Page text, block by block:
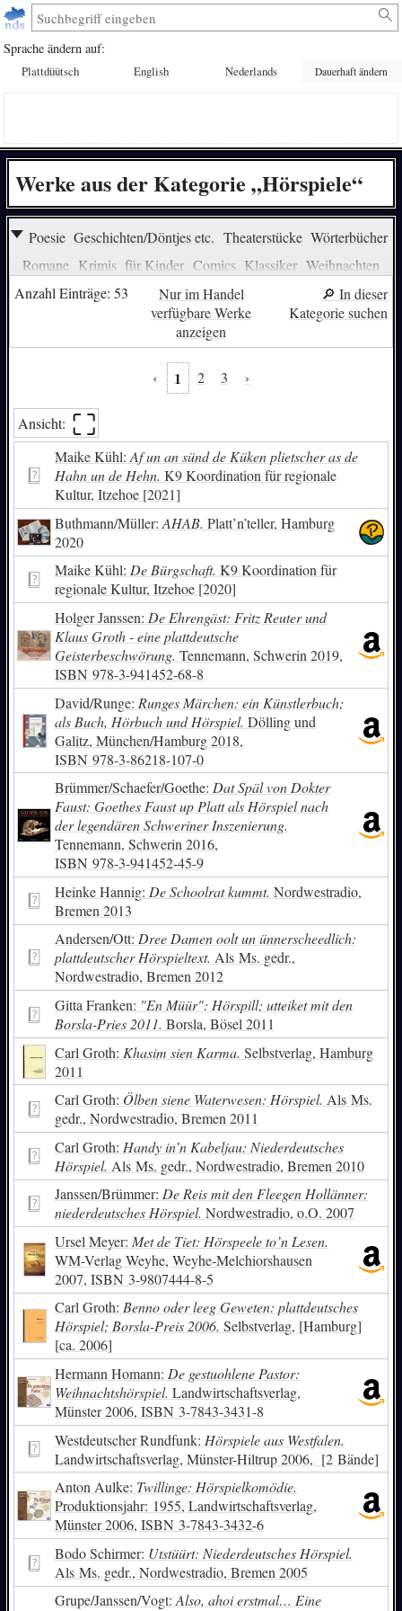
Sprache ändern auf:
Plattdüütsch English Nederlands Dauerhaft ändern
Werke aus der Kategorie „Hörspiele“
Poesie Geschichten/Döntjes etc. Theaterstücke Wörterbücher
Romane Krimis für Kinder Comics Klassiker Weihnachten
Sachbücher Musik Religion Erotik
Hörbücher
Sprachlernen (Kinder) Sprachlernen (Erwachsene) Politik
Linguistik Philologie Film/Video Märchen/Sagen
Essen/Kochen Fantasy
Anzahl Einträge: 53
Nur im Handel
verfügbare Werke
anzeigen
🔎︎ In dieser
Kategorie suchen
‹ 1 2 3 ›
Ansicht: ⛶︎
Maike Kühl: Af un an sünd de Küken plietscher as de
Hahn un de Hehn. K9 Koordination für regionale
Kultur, Itzehoe [2021]
Buthmann/Müller: AHAB. Platt’n’teller, Hamburg
2020
Maike Kühl: De Bürgschaft. K9 Koordination für
regionale Kultur, Itzehoe [2020]
Holger Janssen: De Ehrengäst: Fritz Reuter und
Klaus Groth - eine plattdeutsche
Geisterbeschwörung. Tennemann, Schwerin 2019,
ISBN978-3-941452-68-8
David/Runge: Runges Märchen: ein Künstlerbuch;
als Buch, Hörbuch und Hörspiel. Dölling und
Galitz, München/Hamburg 2018,
ISBN978-3-86218-107-0
Brümmer/Schaefer/Goethe: Dat Späl von Dokter
Faust: Goethes Faust up Platt als Hörspiel nach
der legendären Schweriner Inszenierung.
Tennemann, Schwerin 2016,
ISBN978-3-941452-45-9
Heinke Hannig: De Schoolrat kummt. Nordwestradio,
Bremen 2013
Andersen/Ott: Dree Damen oolt un ünnerscheedlich:
plattdeutscher Hörspieltext. Als Ms. gedr.,
Nordwestradio, Bremen 2012
Gitta Franken: "En Müür": Hörspill; utteiket mit den
Borsla-Pries 2011. Borsla, Bösel 2011
Carl Groth: Khasim sien Karma. Selbstverlag, Hamburg
2011
Carl Groth: Ölben siene Waterwesen: Hörspiel. Als Ms.
gedr., Nordwestradio, Bremen 2011
Carl Groth: Handy in’n Kabeljau: Niederdeutsches
Hörspiel. Als Ms. gedr., Nordwestradio, Bremen 2010
Janssen/Brümmer: De Reis mit den Fleegen Hollänner:
niederdeutsches Hörspiel. Nordwestradio, o.O. 2007
Ursel Meyer: Met de Tiet: Hörspeele to’n Lesen.
WM-Verlag Weyhe, Weyhe-Melchiorshausen
2007,ISBN 3-9807444-8-5
Carl Groth: Benno oder leeg Geweten: plattdeutsches
Hörspiel; Borsla-Preis 2006. Selbstverlag, [Hamburg]
[ca. 2006]
Hermann Homann: De gestuohlene Pastor:
Weihnachtshörspiel. Landwirtschaftsverlag,
Münster 2006,ISBN 3-7843-3431-8
Westdeutscher Rundfunk: Hörspiele aus Westfalen.
Landwirtschaftsverlag, Münster-Hiltrup 2006, [2 Bände]
Anton Aulke: Twillinge: Hörspielkomödie.
Produktionsjahr: 1955, Landwirtschaftsverlag,
Münster 2006,ISBN 3-7843-3432-6
Bodo Schirmer: Utstüürt: Niederdeutsches Hörspiel.
Als Ms. gedr., Nordwestradio, Bremen 2005
Grupe/Janssen/Vogt: Also, ahoi erstmal… Eine